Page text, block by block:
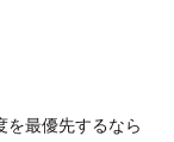
最優先するなら